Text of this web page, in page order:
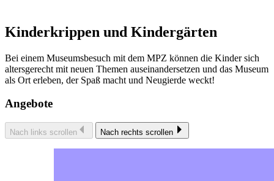
Kinderkrippen und Kindergärten
Bei einem Museumsbesuch mit dem MPZ können die Kinder sich
altersgerecht mit neuen Themen auseinandersetzen und das Museum
als Ort erleben, der Spaß macht und Neugierde weckt!
Angebote
Nach links scrollen Nach rechts scrollen